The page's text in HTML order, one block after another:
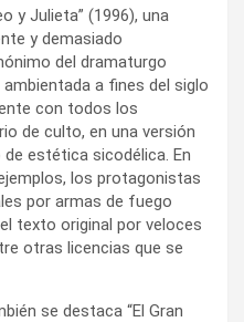
y Julieta” (1996), una
y demasiado
del dramaturgo
a fines del siglo
con todos los
de culto, en una versión
estética sicodélica. En
los protagonistas
por armas de fuego
texto original por veloces
otras licencias que se
se destaca “El Gran